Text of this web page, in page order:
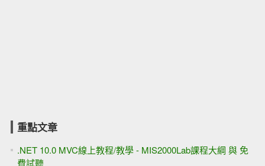
重點文章
.NET 10.0 MVC線上教程/教學 - MIS2000Lab課程大綱 與 免
費試聽